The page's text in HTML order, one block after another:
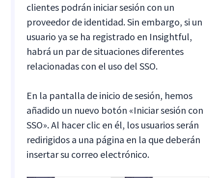
clientes podrán iniciar sesión con un
proveedor de identidad. Sin embargo, si un
usuario ya se ha registrado en Insightful,
habrá un par de situaciones diferentes
relacionadas con el uso del SSO.
En la pantalla de inicio de sesión, hemos
añadido un nuevo botón «Iniciar sesión con
SSO». Al hacer clic en él, los usuarios serán
redirigidos a una página en la que deberán
insertar su correo electrónico.